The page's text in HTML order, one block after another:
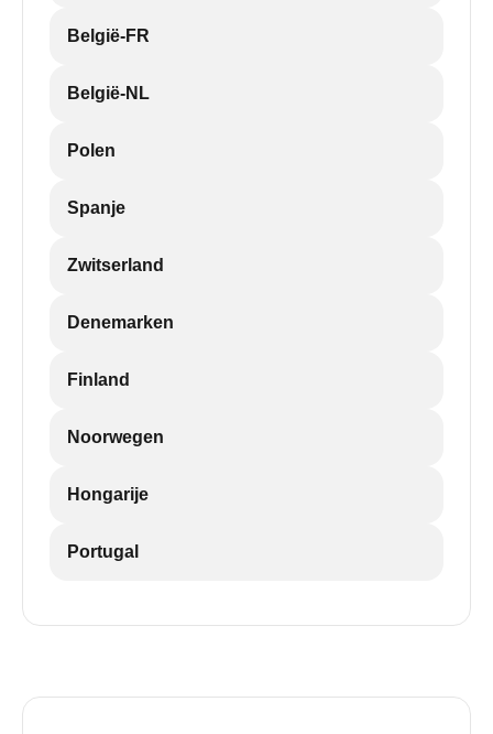
België-FR
België-NL
Polen
Spanje
Zwitserland
Denemarken
Finland
Noorwegen
Hongarije
Portugal